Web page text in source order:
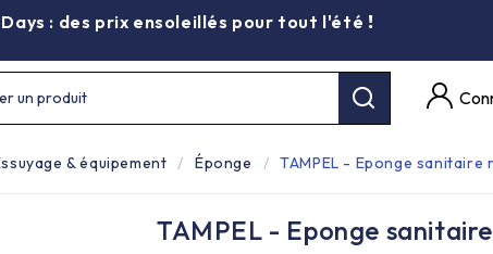
Days : des prix ensoleillés pour tout l'été !
un produit
& équipement Éponge TAMPEL - Eponge sanitaire
TAMPEL - Eponge